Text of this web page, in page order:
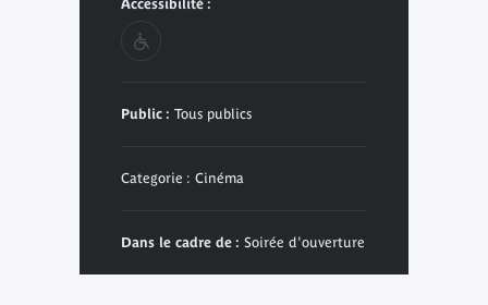
Accessibilité :
Public : Tous publics
Categorie : Cinéma
Dans le cadre de : Soirée d'ouverture